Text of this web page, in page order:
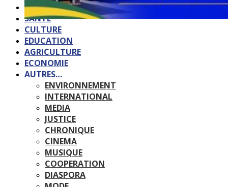
SPORTS
SANTE
CULTURE
EDUCATION
AGRICULTURE
ECONOMIE
AUTRES…
ENVIRONNEMENT
INTERNATIONAL
MEDIA
JUSTICE
CHRONIQUE
CINEMA
MUSIQUE
COOPERATION
DIASPORA